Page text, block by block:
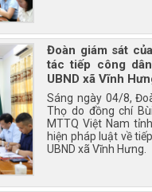
Đoàn giám sát
tác tiếp công
UBND xã Vĩnh
Sáng ngày 04/8,
Thọ do đồng chí
MTTQ Việt Nam
hiện pháp luật về
UBND xã Vĩnh Hưng.